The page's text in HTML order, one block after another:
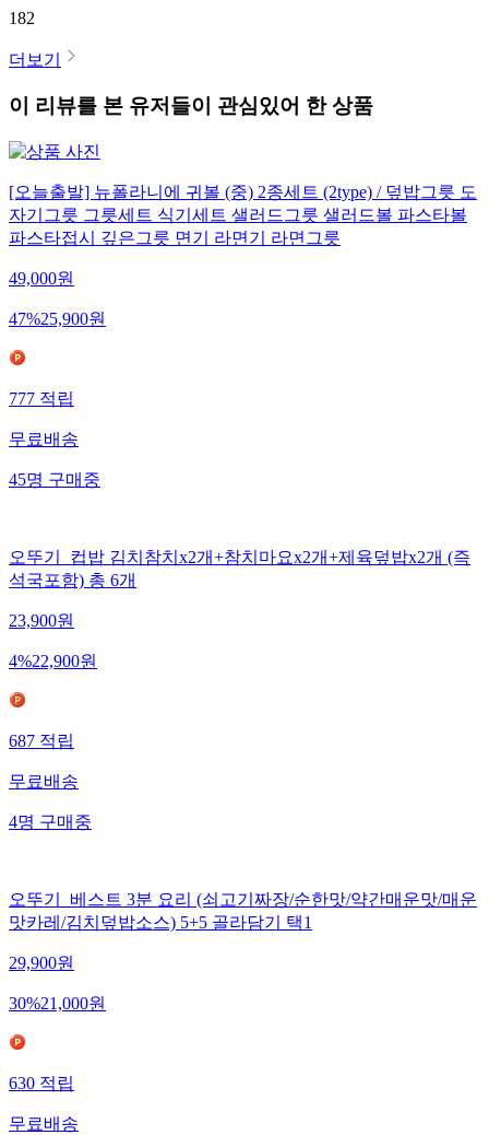
182
더보기
이 리뷰를 본 유저들이 관심있어 한 상품
[오늘출발] 뉴폴라니에 귀볼 (중) 2종세트 (2type) / 덮밥그릇 도
자기그릇 그릇세트 식기세트 샐러드그릇 샐러드볼 파스타볼
파스타접시 깊은그릇 면기 라면기 라면그릇
49,000원
47%25,900원
777 적립
무료배송
45명 구매중
오뚜기_컵밥 김치참치x2개+참치마요x2개+제육덮밥x2개 (즉
석국포함) 총 6개
23,900원
4%22,900원
687 적립
무료배송
4명 구매중
오뚜기_베스트 3분 요리 (쇠고기짜장/순한맛/약간매운맛/매운
맛카레/김치덮밥소스) 5+5 골라담기 택1
29,900원
30%21,000원
630 적립
무료배송